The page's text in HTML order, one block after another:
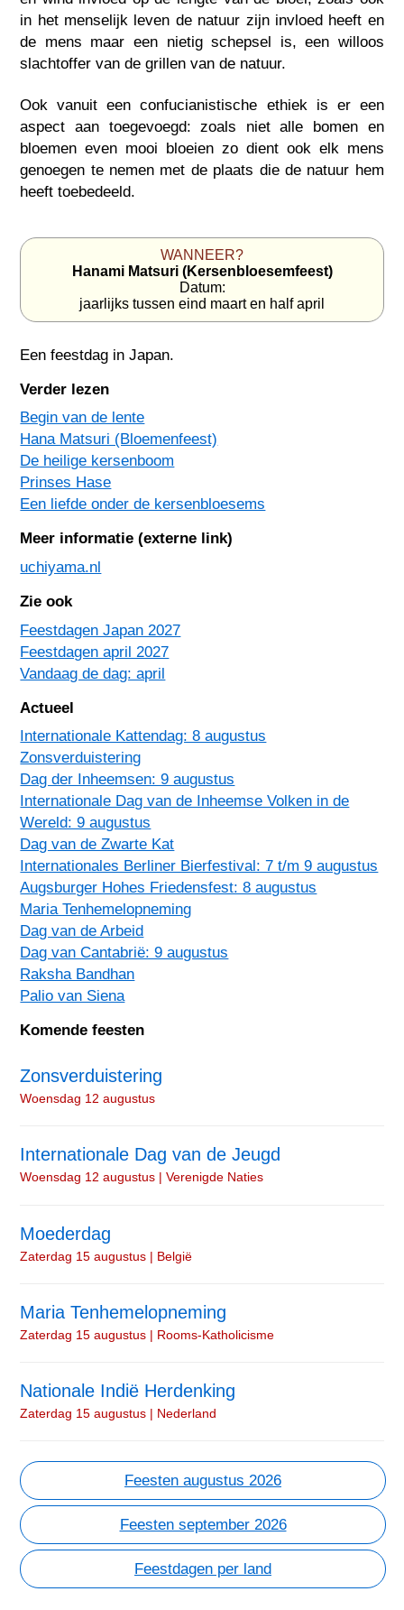
in het menselijk leven de natuur zijn invloed heeft en
de mens maar een nietig schepsel is, een willoos
slachtoffer van de grillen van de natuur.
Ook vanuit een confucianistische ethiek is er een
aspect aan toegevoegd: zoals niet alle bomen en
bloemen even mooi bloeien zo dient ook elk mens
genoegen te nemen met de plaats die de natuur hem
heeft toebedeeld.
WANNEER?
Hanami Matsuri (Kersenbloesemfeest)
Datum:
jaarlijks tussen eind maart en half april
Een feestdag inJapan.
Verder lezen
Begin van de lente
Hana Matsuri (Bloemenfeest)
De heilige kersenboom
Prinses Hase
Een liefde onder de kersenbloesems
Meer informatie (externe link)
uchiyama.nl
Zie ook
Feestdagen Japan 2027
Feestdagen april 2027
Vandaag de dag: april
Actueel
Internationale Kattendag: 8 augustus
Zonsverduistering
Dag der Inheemsen: 9 augustus
Internationale Dag van de Inheemse Volken in de
Wereld: 9 augustus
Dag van de Zwarte Kat
Internationales Berliner Bierfestival: 7 t/m 9 augustus
Augsburger Hohes Friedensfest: 8 augustus
Maria Tenhemelopneming
Dag van de Arbeid
Dag van Cantabrië: 9 augustus
Raksha Bandhan
Palio van Siena
Komende feesten
Zonsverduistering
Woensdag 12 augustus
Internationale Dag van de Jeugd
Woensdag 12 augustus | Verenigde Naties
Moederdag
Zaterdag 15 augustus | België
Maria Tenhemelopneming
Zaterdag 15 augustus | Rooms-Katholicisme
Nationale Indië Herdenking
Zaterdag 15 augustus | Nederland
Feesten augustus 2026
Feesten september 2026
Feestdagen per land